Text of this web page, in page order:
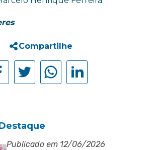
Compartilhe
Publicado em 12/06/2026